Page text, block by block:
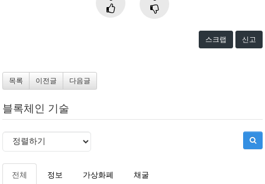
스크랩 신고
목록 이전글 다음글
블록체인 기술
전체 정보 가상화폐 채굴